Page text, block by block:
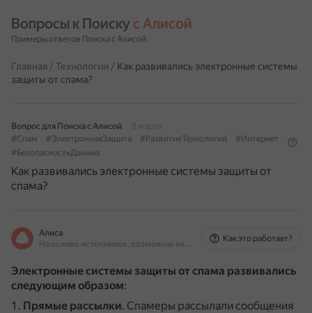
Вопросы к Поиску с Алисой
Примеры ответов Поиска с Алисой
Главная / Технологии / Как развивались электронные системы
защиты от спама?
Вопрос для Поиска с Алисой
9 марта
#Спам
#ЭлектроннаяЗащита #РазвитиеТехнологий
#Интернет
#БезопасностьДанных
Как развивались электронные системы защиты от
спама?
Алиса
На основе источников, возможны неточности
Как это работает?
Электронные системы защиты от спама развивались
следующим образом:
Прямые рассылки. Спамеры рассылали сообщения